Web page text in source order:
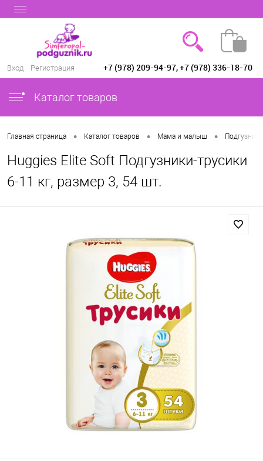
Вход Регистрация +7 (978) 209-94-97, +7 (978) 336-18-70
Каталог товаров
Главная страница • Каталог товаров • Мама и малыш •
Huggies Elite Soft Подгузники-трусики
6-11 кг, размер 3, 54 шт.